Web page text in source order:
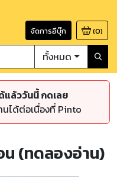
จัดการอีบุ๊ก (0)
ทั้งหมด
แล้ววันนี้ กดเลย
ได้ต่อเนื่องที่ Pinto
น (ทดลองอ่าน)